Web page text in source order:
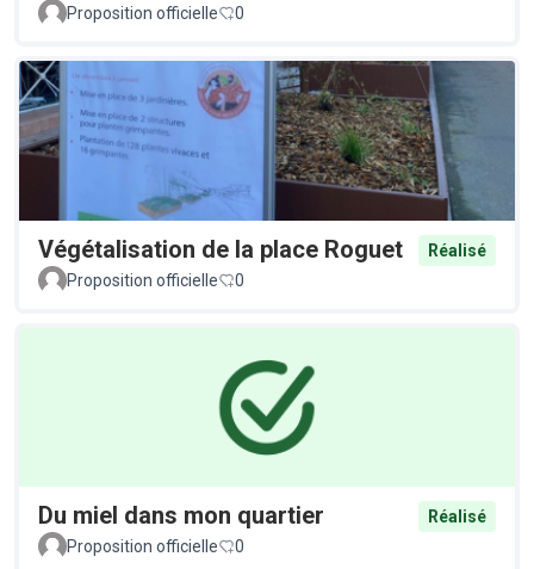
Proposition officielle 0
Végétalisation de la place Roguet
Réalisé
Proposition officielle
0
Du miel dans mon quartier
Réalisé
Proposition officielle
0